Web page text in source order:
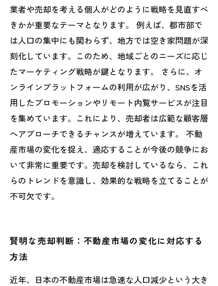
業者や売却を考える個人がどのように戦略を見直すべ
きかが重要なテーマとなります。 例えば、都市部で
は人口の集中にも関わらず、地方では空き家問題が深
刻化しています。このため、地域ごとのニーズに応じ
たマーケティング戦略が鍵となります。 さらに、オ
ンラインプラットフォームの利用が広がり、SNSを活
用したプロモーションやリモート内覧サービスが注目
を集めています。これにより、売却者は広範な顧客層
へアプローチできるチャンスが増えています。 不動
産市場の変化を捉え、適応することが今後の競争にお
いて非常に重要です。売却を検討しているなら、これ
らのトレンドを意識し、効果的な戦略を立てることが
不可欠です。
賢明な売却判断：不動産市場の変化に対応する
方法
近年、日本の不動産市場は急速な人口減少という大き